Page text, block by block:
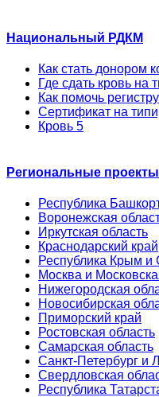
Национальный РДКМ
Как стать донором
Где сдать кровь на
Как помочь регистру
Сертификат на
Кровь 5
Региональные проекты
Республика
Воронежская
Иркутская область
Краснодарский край
Республика Крым и
Москва и
Нижегородская
Новосибирская
Приморский край
Ростовская область
Самарская область
Санкт-Петербург и
Свердловская
Республика